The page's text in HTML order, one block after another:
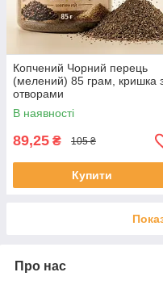
Копчений Чорний перець
(мелений) 85 грам, кришка
отворами
В наявності
89,25 ₴ 105 ₴
Купити
Про нас